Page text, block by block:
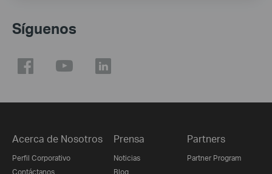
Síguenos
Acerca de Nosotros
Perfil Corporativo
Contáctanos
Prensa
Noticias
Blog
Partners
Partner Program